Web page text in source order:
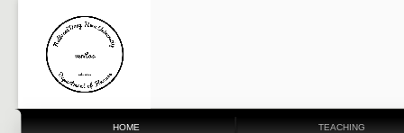
HOME TEACHING